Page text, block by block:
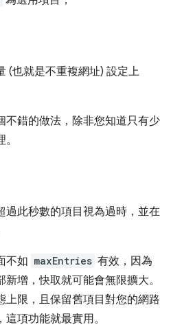
(也就是不重複網址) 設定上
不錯的做法，除非您知道只有少
過此秒數的項目視為過時，並在
不如 maxEntries 有效，因為
增，快取就可能會無限擴大。
上限，且保留舊項目對您的網路
項功能就最實用。